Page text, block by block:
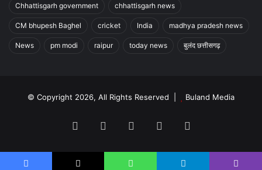
Chhattisgarh government chhattisgarh news
CM bhupesh Baghel cricket India madhya pradesh news
News pm modi raipur today news बुलंद छत्तीसगढ़
© Copyright 2026, All Rights Reserved | Buland Media
Facebook YouTubeInstagram